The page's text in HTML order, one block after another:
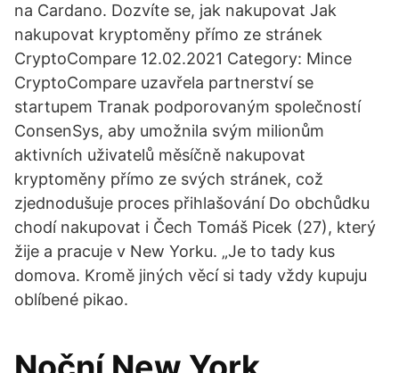
na Cardano. Dozvíte se, jak nakupovat Jak
nakupovat kryptoměny přímo ze stránek
CryptoCompare 12.02.2021 Category: Mince
CryptoCompare uzavřela partnerství se
startupem Tranak podporovaným společností
ConsenSys, aby umožnila svým milionům
aktivních uživatelů měsíčně nakupovat
kryptoměny přímo ze svých stránek, což
zjednodušuje proces přihlašování Do obchůdku
chodí nakupovat i Čech Tomáš Picek (27), který
žije a pracuje v New Yorku. „Je to tady kus
domova. Kromě jiných věcí si tady vždy kupuju
oblíbené pikao.